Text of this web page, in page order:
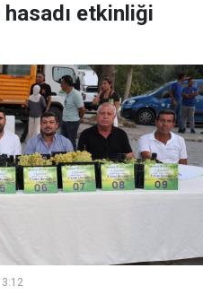
etkinliği